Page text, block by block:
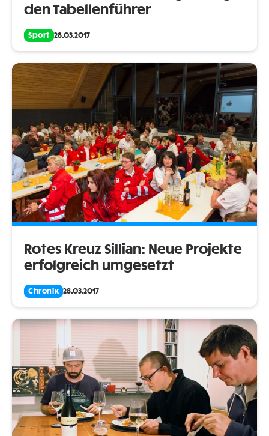
den Tabellenführer
Sport 28.03.2017
Rotes Kreuz Sillian: Neue Projekte
erfolgreich umgesetzt
Chronik 28.03.2017